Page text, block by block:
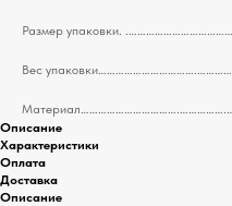
Размер упаковки.
Вес
Описание
Характеристики
Оплата
Доставка
Описание